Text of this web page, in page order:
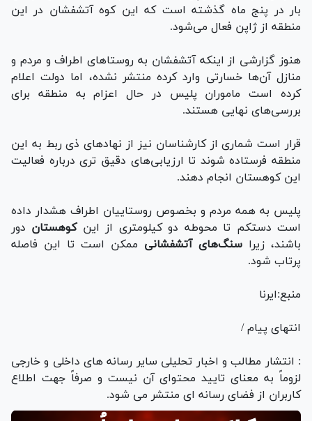
بار در پنج ماه گذشته است که این کوه آتشفشان در این
منطقه از ژاپن فعال می‌شود.
هنوز گزارشی از اینکه آتشفشان به روستا‌های اطراف و مردم و
منازل آن‌ها خسارتی وارد کرده منتشر نشده، اما دولت اعلام
کرده است ماموران پلیس در حال اعزام به منطقه برای
بررسی‌های نهایی هستند.
قرار است شماری از کارشناسان نیز از نهاد‌های ذی ربط به این
منطقه فرستاده شوند تا ارزیابی‌های دقیق تری درباره فعالیت
این کوهستان انجام دهند.
پلیس به همه مردم و بخصوص روستاییان اطراف هشدار داده
است دستکم تا محوطه دو کیلومتری از این کوهستان دور
باشند، زیرا سنگ‌های آتشفشانی ممکن است تا این فاصله
پرتاب شود.
منبع:ایرنا
انتهای پیام /
: انتشار مطالب و اخبار تحلیلی سایر رسانه های داخلی و خارجی
لزوماً به معنای تایید محتوای آن نیست و صرفاً جهت اطلاع
کاربران از فضای رسانه ای منتشر می شود.